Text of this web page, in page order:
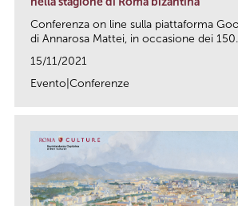
Conferenza on line sulla piattaforma
di Annarosa Mattei, in occasione dei
15/11/2021
Evento|Conferenze